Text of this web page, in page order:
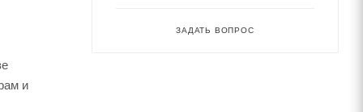
и
ЗАДАТЬ ВОПРОС